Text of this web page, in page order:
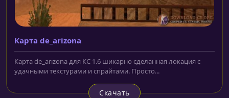
Карта de_arizona
Карта de_arizona для КС 1.6 шикарно сделанная локация с
удачными текстурами и спрайтами. Просто...
Скачать